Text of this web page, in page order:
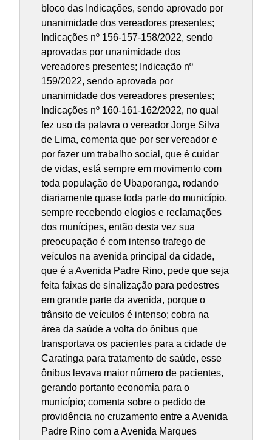
bloco das Indicações, sendo aprovado por
unanimidade dos vereadores presentes;
Indicações nº 156-157-158/2022, sendo
aprovadas por unanimidade dos
vereadores presentes; Indicação nº
159/2022, sendo aprovada por
unanimidade dos vereadores presentes;
Indicações nº 160-161-162/2022, no qual
fez uso da palavra o vereador Jorge Silva
de Lima, comenta que por ser vereador e
por fazer um trabalho social, que é cuidar
de vidas, está sempre em movimento com
toda população de Ubaporanga, rodando
diariamente quase toda parte do município,
sempre recebendo elogios e reclamações
dos munícipes, então desta vez sua
preocupação é com intenso trafego de
veículos na avenida principal da cidade,
que é a Avenida Padre Rino, pede que seja
feita faixas de sinalização para pedestres
em grande parte da avenida, porque o
trânsito de veículos é intenso; cobra na
área da saúde a volta do ônibus que
transportava os pacientes para a cidade de
Caratinga para tratamento de saúde, esse
ônibus levava maior número de pacientes,
gerando portanto economia para o
município; comenta sobre o pedido de
providência no cruzamento entre a Avenida
Padre Rino com a Avenida Marques